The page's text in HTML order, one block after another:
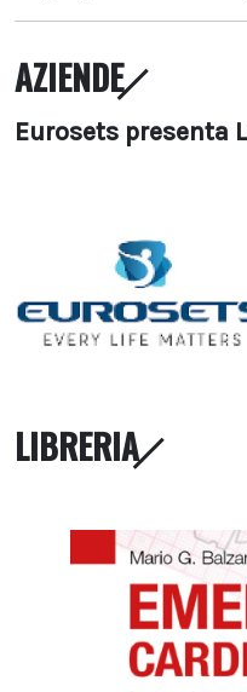
AZIENDE
Eurosets presenta
LIBRERIA